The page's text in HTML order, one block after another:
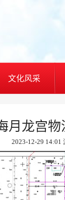
文化风采
月龙宫
2023-12-29 14:01